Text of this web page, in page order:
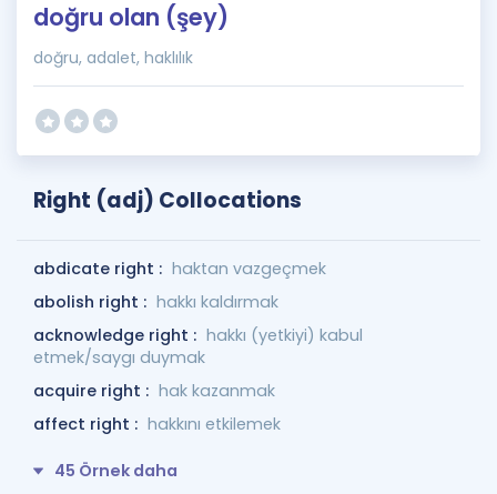
doğru olan (şey)
doğru, adalet, haklılık
Right (adj) Collocations
abdicate right : haktan vazgeçmek
abolish right : hakkı kaldırmak
acknowledge right : hakkı (yetkiyi) kabul
etmek/saygı duymak
acquire right : hak kazanmak
affect right : hakkını etkilemek
45 Örnek daha